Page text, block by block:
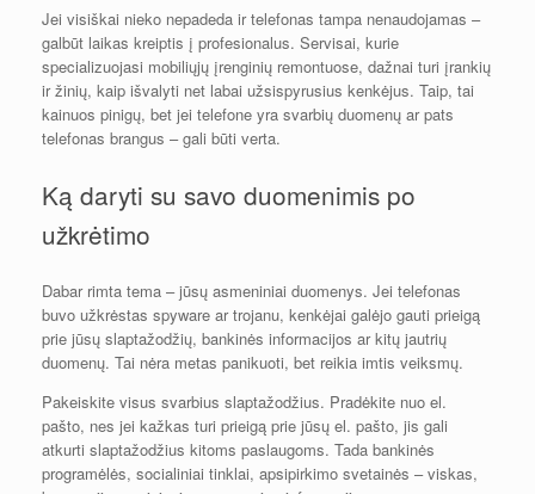
Jei visiškai nieko nepadeda ir telefonas tampa nenaudojamas –
galbūt laikas kreiptis į profesionalus. Servisai, kurie
specializuojasi mobiliųjų įrenginių remontuose, dažnai turi įrankių
ir žinių, kaip išvalyti net labai užsispyrusius kenkėjus. Taip, tai
kainuos pinigų, bet jei telefone yra svarbių duomenų ar pats
telefonas brangus – gali būti verta.
Ką daryti su savo duomenimis po
užkrėtimo
Dabar rimta tema – jūsų asmeniniai duomenys. Jei telefonas
buvo užkrėstas spyware ar trojanu, kenkėjai galėjo gauti prieigą
prie jūsų slaptažodžių, bankinės informacijos ar kitų jautrių
duomenų. Tai nėra metas panikuoti, bet reikia imtis veiksmų.
Pakeiskite visus svarbius slaptažodžius. Pradėkite nuo el.
pašto, nes jei kažkas turi prieigą prie jūsų el. pašto, jis gali
atkurti slaptažodžius kitoms paslaugoms. Tada bankinės
programėlės, socialiniai tinklai, apsipirkimo svetainės – viskas,